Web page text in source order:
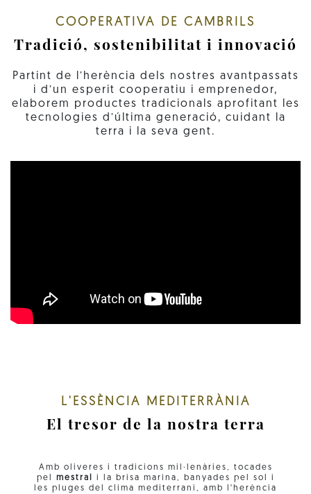
COOPERATIVA DE CAMBRILS
Tradició, sostenibilitat i innovació
Partint de l’herència dels nostres avantpassats
i d’un esperit cooperatiu i emprenedor,
elaborem productes tradicionals aprofitant les
tecnologies d’última generació, cuidant la
terra i la seva gent.
L'ESSÈNCIA MEDITERRÀNIA
El tresor de la nostra terra
Amb oliveres i tradicions mil·lenàries, tocades
pel
mestral
i la brisa marina, banyades pel sol i
les pluges del clima mediterrani, amb l'herència